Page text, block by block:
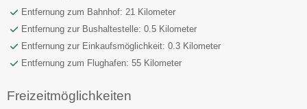
Entfernung zum Bahnhof: 21 Kilometer
Entfernung zur Bushaltestelle: 0.5 Kilometer
Entfernung zur Einkaufsmöglichkeit: 0.3 Kilometer
Entfernung zum Flughafen: 55 Kilometer
Freizeitmöglichkeiten